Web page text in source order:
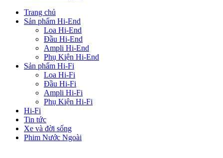
Trang chủ
Sản phẩm Hi-End
Loa Hi-End
Đầu Hi-End
Ampli Hi-End
Phụ Kiện Hi-End
Sản phẩm Hi-Fi
Loa Hi-Fi
Đầu Hi-Fi
Ampli Hi-Fi
Phụ Kiện Hi-Fi
Hi-Fi
Tin tức
Xe và đời sống
Phim Nước Ngoài